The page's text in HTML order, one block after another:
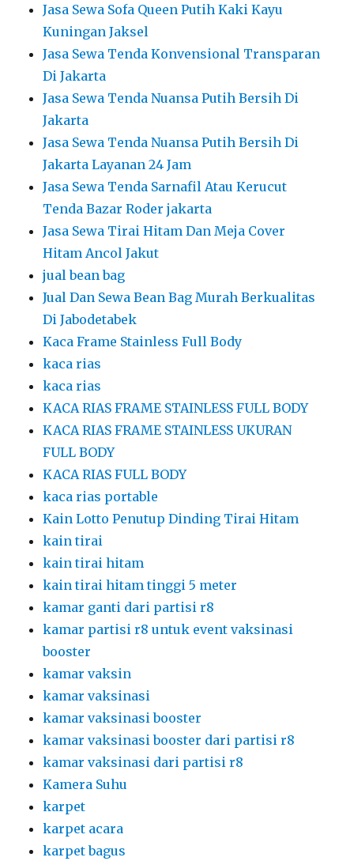
Jasa Sewa Sofa Queen Putih Kaki Kayu
Kuningan Jaksel
Jasa Sewa Tenda Konvensional Transparan
Di Jakarta
Jasa Sewa Tenda Nuansa Putih Bersih Di
Jakarta
Jasa Sewa Tenda Nuansa Putih Bersih Di
Jakarta Layanan 24 Jam
Jasa Sewa Tenda Sarnafil Atau Kerucut
Tenda Bazar Roder jakarta
Jasa Sewa Tirai Hitam Dan Meja Cover
Hitam Ancol Jakut
jual bean bag
Jual Dan Sewa Bean Bag Murah Berkualitas
Di Jabodetabek
Kaca Frame Stainless Full Body
kaca rias
kaca rias
KACA RIAS FRAME STAINLESS FULL BODY
KACA RIAS FRAME STAINLESS UKURAN
FULL BODY
KACA RIAS FULL BODY
kaca rias portable
Kain Lotto Penutup Dinding Tirai Hitam
kain tirai
kain tirai hitam
kain tirai hitam tinggi 5 meter
kamar ganti dari partisi r8
kamar partisi r8 untuk event vaksinasi
booster
kamar vaksin
kamar vaksinasi
kamar vaksinasi booster
kamar vaksinasi booster dari partisi r8
kamar vaksinasi dari partisi r8
Kamera Suhu
karpet
karpet acara
karpet bagus